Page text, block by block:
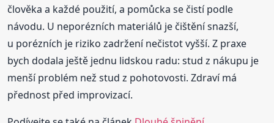
člověka a každé použití, a pomůcka se čistí podle
návodu. U neporézních materiálů je čištění snazší,
u porézních je riziko zadržení nečistot vyšší. Z praxe
bych dodala ještě jednu lidskou radu: stud z nákupu je
menší problém než stud z pohotovosti. Zdraví má
přednost před improvizací.